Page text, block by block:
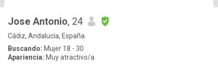
Jose Antonio, 24
Cádiz, Andalucía, España
Buscando: Mujer 18 - 30
Apariencia: Muy atractivo/a